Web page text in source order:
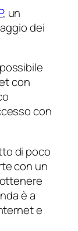
, un
dei
con
con
di poco
con un
è a
e